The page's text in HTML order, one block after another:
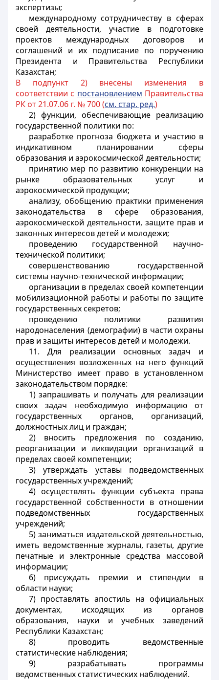
экспертизы;
международному сотрудничеству в сферах
своей деятельности, участие в подготовке
проектов международных договоров и
соглашений и их подписание по поручению
Президента и Правительства Республики
Казахстан;
В подпункт 2) внесены изменения в
соответствии с постановлением Правительства
РК от 21.07.06 г. № 700 (см. стар. ред.)
2) функции, обеспечивающие реализацию
государственной политики по:
разработке прогноза бюджета и участию в
индикативном планировании сферы
образования и аэрокосмической деятельности;
принятию мер по развитию конкуренции на
рынке образовательных услуг и
аэрокосмической продукции;
анализу, обобщению практики применения
законодательства в сфере образования,
аэрокосмической деятельности, защите прав и
законных интересов детей и молодежи;
проведению государственной научно-
технической политики;
совершенствованию государственной
системы научно-технической информации;
организации в пределах своей компетенции
мобилизационной работы и работы по защите
государственных секретов;
проведению политики развития
народонаселения (демографии) в части охраны
прав и защиты интересов детей и молодежи.
11. Для реализации основных задач и
осуществления возложенных на него функций
Министерство имеет право в установленном
законодательством порядке:
1) запрашивать и получать для реализации
своих задач необходимую информацию от
государственных органов, организаций,
должностных лиц и граждан;
2) вносить предложения по созданию,
реорганизации и ликвидации организаций в
пределах своей компетенции;
3) утверждать уставы подведомственных
государственных учреждений;
4) осуществлять функции субъекта права
государственной собственности в отношении
подведомственных государственных
учреждений;
5) заниматься издательской деятельностью,
иметь ведомственные журналы, газеты, другие
печатные и электронные средства массовой
информации;
6) присуждать премии и стипендии в
области науки;
7) проставлять апостиль на официальных
документах, исходящих из органов
образования, науки и учебных заведений
Республики Казахстан;
8) проводить ведомственные
статистические наблюдения;
9) разрабатывать программы
ведомственных статистических наблюдений.